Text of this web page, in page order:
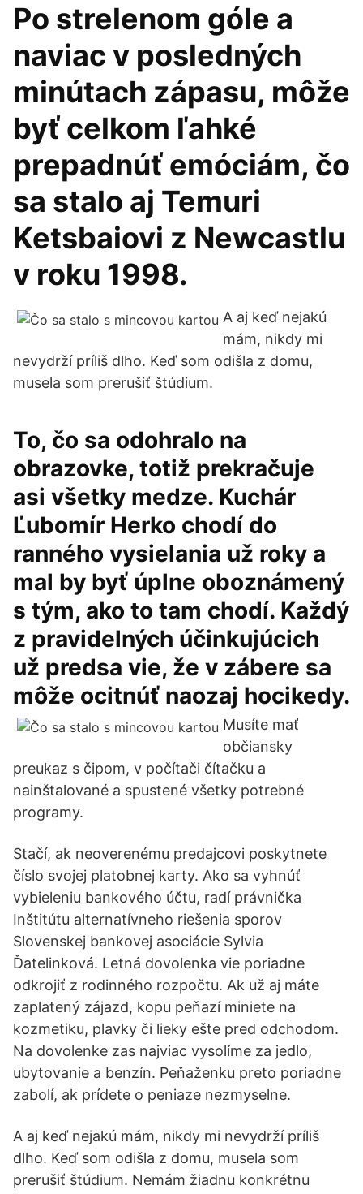
Po strelenom góle a
naviac v posledných
minútach zápasu, môže
byť celkom ľahké
prepadnúť emóciám, čo
sa stalo aj Temuri
Ketsbaiovi z Newcastlu
v roku 1998.
A aj keď nejakú
mám, nikdy mi
nevydrží príliš dlho. Keď som odišla z domu,
musela som prerušiť štúdium.
To, čo sa odohralo na
obrazovke, totiž prekračuje
asi všetky medze. Kuchár
Ľubomír Herko chodí do
ranného vysielania už roky a
mal by byť úplne oboznámený
s tým, ako to tam chodí. Každý
z pravidelných účinkujúcich
už predsa vie, že v zábere sa
môže ocitnúť naozaj hocikedy.
Musíte mať
občiansky
preukaz s čipom, v počítači čítačku a
nainštalované a spustené všetky potrebné
programy.
Stačí, ak neoverenému predajcovi poskytnete
číslo svojej platobnej karty. Ako sa vyhnúť
vybieleniu bankového účtu, radí právnička
Inštitútu alternatívneho riešenia sporov
Slovenskej bankovej asociácie Sylvia
Ďatelinková. Letná dovolenka vie poriadne
odkrojiť z rodinného rozpočtu. Ak už aj máte
zaplatený zájazd, kopu peňazí miniete na
kozmetiku, plavky či lieky ešte pred odchodom.
Na dovolenke zas najviac vysolíme za jedlo,
ubytovanie a benzín. Peňaženku preto poriadne
zabolí, ak prídete o peniaze nezmyselne.
A aj keď nejakú mám, nikdy mi nevydrží príliš
dlho. Keď som odišla z domu, musela som
prerušiť štúdium. Nemám žiadnu konkrétnu